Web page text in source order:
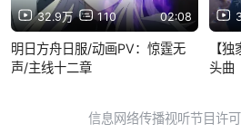
32.9万 110 02:08
明日方舟日服/动画PV：惊霆无
声/主线十二章
【
头曲
信息网络传播视听节目许